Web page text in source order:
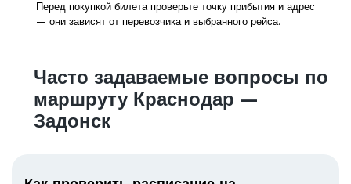
Перед покупкой билета проверьте точку прибытия и адрес
— они зависят от перевозчика и выбранного рейса.
Часто задаваемые вопросы по
маршруту Краснодар —
Задонск